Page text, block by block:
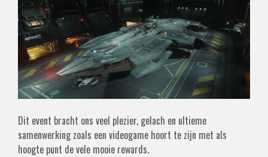
Dit event bracht ons veel plezier, gelach en ultieme
samenwerking zoals een videogame hoort te zijn met als
hoogte punt de vele mooie rewards.